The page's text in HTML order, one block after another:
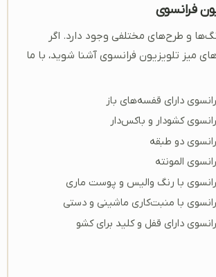
فرانسوی
و طرح‌های مختلفی وجود دارد. اگر
میز تلویزیون فرانسوی آشنا شوید، با ما
دارای قفسه‌های باز
کشودار و باکس‌دار
دو طبقه
المونته
با رنگ والیس و پوست ماری
با منبت‌کاری ماشینی و دستی
دارای قفل و کلید برای کشو